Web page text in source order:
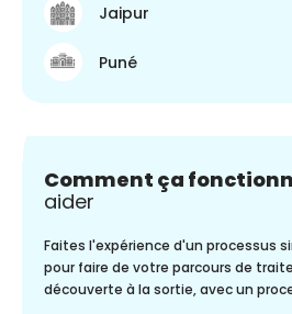
Jaipur
Puné
Comment ça
aider
Faites l'expérience d'un processus
pour faire de votre parcours de
découverte à la sortie, avec un